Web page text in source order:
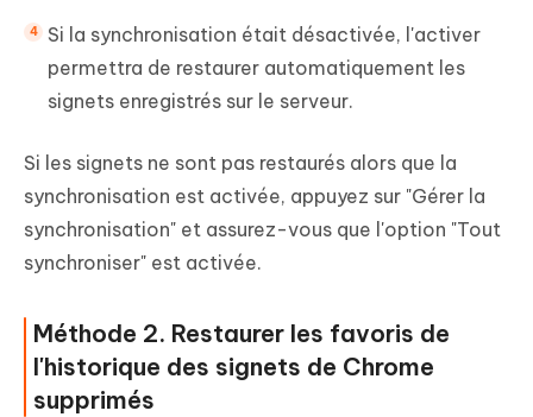
Si la synchronisation était désactivée, l'activer
permettra de restaurer automatiquement les
signets enregistrés sur le serveur.
Si les signets ne sont pas restaurés alors que la
synchronisation est activée, appuyez sur "Gérer la
synchronisation" et assurez-vous que l'option "Tout
synchroniser" est activée.
Méthode 2. Restaurer les favoris de
l'historique des signets de Chrome
supprimés